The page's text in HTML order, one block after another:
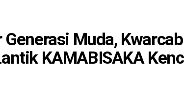
Muda,
KAMABISAKA